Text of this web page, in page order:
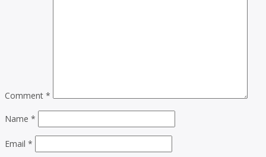
Comment *
Name *
Email *